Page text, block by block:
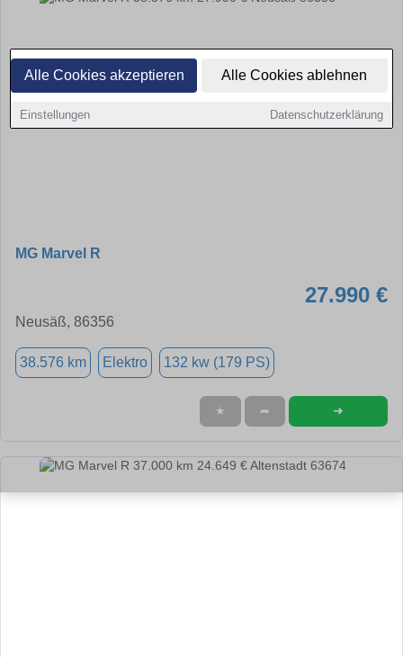
Alle Cookies akzeptieren Alle Cookies ablehnen
Einstellungen Datenschutzerklärung
MG Marvel R
27.990 €
Neusäß, 86356
38.576 km Elektro 132 kw (179 PS)
★ ➦ ➜